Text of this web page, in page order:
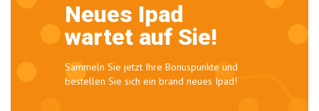
Neues Ipad
wartet auf Sie!
Sammeln Sie jetzt Ihre Bonuspunkte und
bestellen Sie sich ein brand neues Ipad!